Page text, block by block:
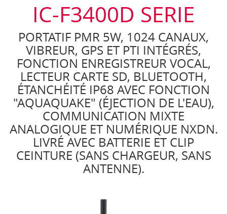
IC-F3400D SERIE
PORTATIF PMR 5W, 1024 CANAUX,
VIBREUR, GPS ET PTI INTÉGRÉS,
FONCTION ENREGISTREUR VOCAL,
LECTEUR CARTE SD, BLUETOOTH,
ÉTANCHÉITÉ IP68 AVEC FONCTION
"AQUAQUAKE" (ÉJECTION DE L'EAU),
COMMUNICATION MIXTE
ANALOGIQUE ET NUMÉRIQUE NXDN.
LIVRÉ AVEC BATTERIE ET CLIP
CEINTURE (SANS CHARGEUR, SANS
ANTENNE).